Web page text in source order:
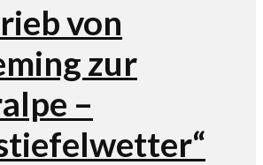
von
zur
–